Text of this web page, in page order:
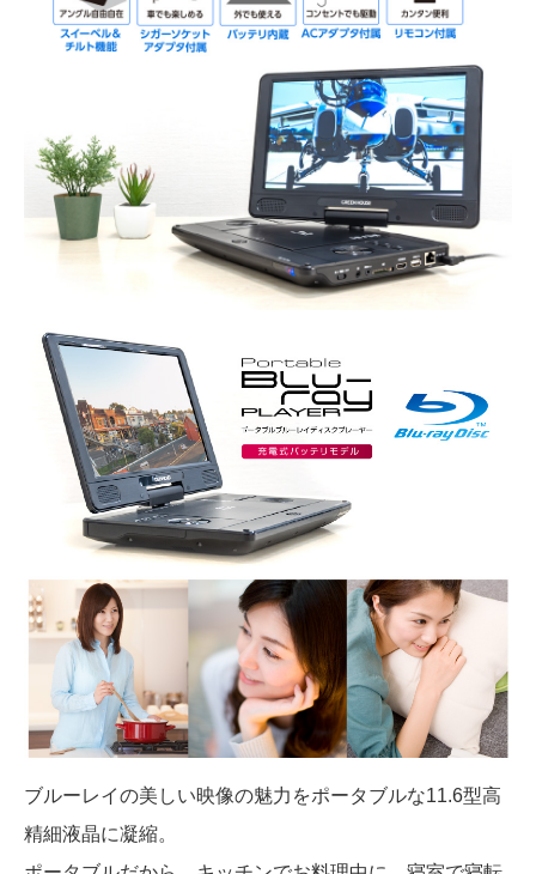
ブルーレイの美しい映像の魅力をポータブルな11.6型高
精細液晶に凝縮。